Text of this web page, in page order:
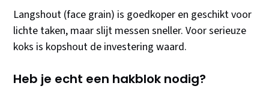
Langshout (face grain) is goedkoper en geschikt voor
lichte taken, maar slijt messen sneller. Voor serieuze
koks is kopshout de investering waard.
Heb je echt een hakblok nodig?